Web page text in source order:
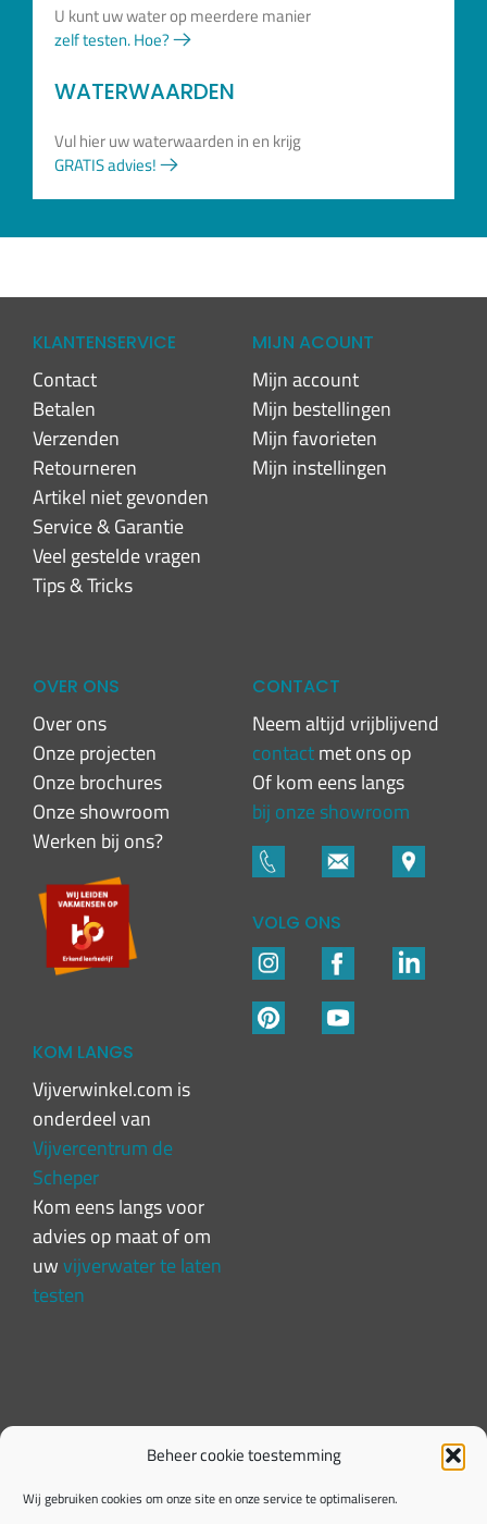
Beheer cookie toestemming
Wij gebruiken cookies om onze site en onze service te optimaliseren.
U kunt uw water op meerdere manier
zelf testen. Hoe?
WATERWAARDEN
Vul hier uw waterwaarden in en krijg
GRATIS advies!
KLANTENSERVICE
Contact
Betalen
Verzenden
Retourneren
Artikel niet gevonden
Service & Garantie
Veel gestelde vragen
Tips & Tricks
MIJN ACOUNT
Mijn account
Mijn bestellingen
Mijn favorieten
Mijn instellingen
OVER ONS
Over ons
Onze projecten
Onze brochures
Onze showroom
Werken bij ons?
CONTACT
Neem altijd vrijblijvend
contactmet ons op
Of kom eens langs
bij onze showroom
VOLG ONS
KOM LANGS
Vijverwinkel.com is
onderdeel van
Vijvercentrum de
Scheper
Kom eens langs voor
advies op maat of om
uwvijverwater te laten
testen